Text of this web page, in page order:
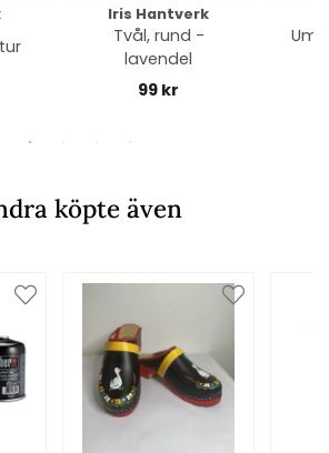
Iris Hantverk
Tvål, rund -
lavendel
99 kr
köpte även